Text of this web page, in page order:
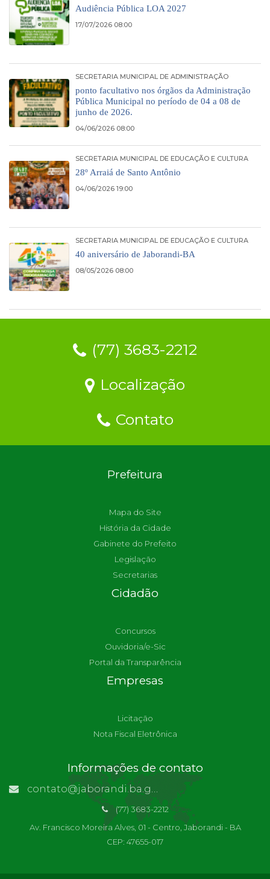
Audiência Pública LOA 2027
17/07/2026 08:00
SECRETARIA MUNICIPAL DE ADMINISTRAÇÃO
ponto facultativo nos órgãos da Administração
Pública Municipal no período de 04 a 08 de
junho de 2026.
04/06/2026 08:00
SECRETARIA MUNICIPAL DE EDUCAÇÃO E CULTURA
28º Arraiá de Santo Antônio
04/06/2026 19:00
SECRETARIA MUNICIPAL DE EDUCAÇÃO E CULTURA
40 aniversário de Jaborandi-BA
08/05/2026 08:00
(77) 3683-2212
Localização
Contato
Prefeitura
Mapa do Site
História da Cidade
Gabinete do Prefeito
Legislação
Secretarias
Cidadão
Concursos
Ouvidoria/e-Sic
Portal da Transparência
Empresas
Licitação
Nota Fiscal Eletrônica
Informações de contato
contato@jaborandi.ba.gov.br | Funcionário Responsável: Ronaldo Da Paz Dourado
(77) 3683-2212
Av. Francisco Moreira Alves, 01 - Centro, Jaborandi - BA
CEP: 47655-017